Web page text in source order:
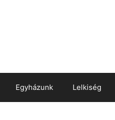
Egyházunk Lelkiség